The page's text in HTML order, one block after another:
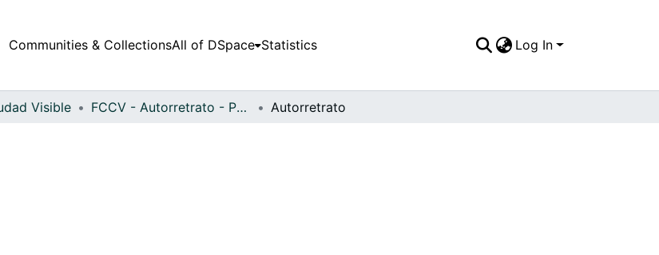
Communities & CollectionsAll of DSpace Statistics Log In
Visible FCCV - Autorretrato - Patrimonial Autorretrato